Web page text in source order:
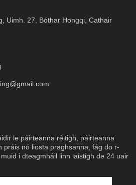
Uimh. 27, Bóthar Hongqi, Cathair
le páirteanna réitigh, páirteanna
práis nó liosta praghsanna, fág do r-
i dteagmháil linn laistigh de 24 uair